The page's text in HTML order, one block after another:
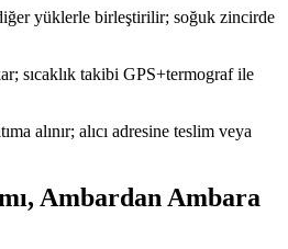
yüklerle birleştirilir; soğuk zincirde
sıcaklık takibi GPS+termograf ile
alınır; alıcı adresine teslim veya
Ambardan Ambara